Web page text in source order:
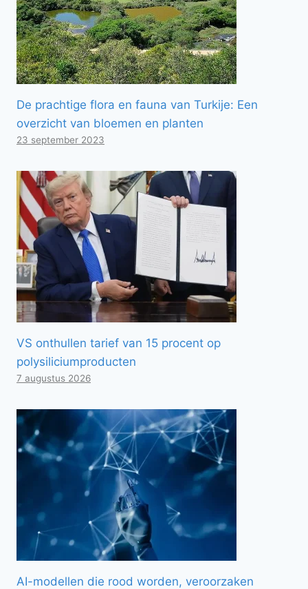
De prachtige flora en fauna van Turkije: Een
overzicht van bloemen en planten
23 september 2023
VS onthullen tarief van 15 procent op
polysiliciumproducten
7 augustus 2026
AI-modellen die rood worden, veroorzaken